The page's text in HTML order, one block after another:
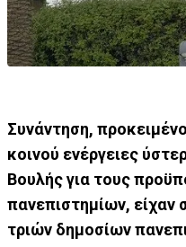
Συνάντηση,
κοινού ενέργειες
Βουλής για τους
πανεπιστημίων, είχαν
τριών δημοσίων